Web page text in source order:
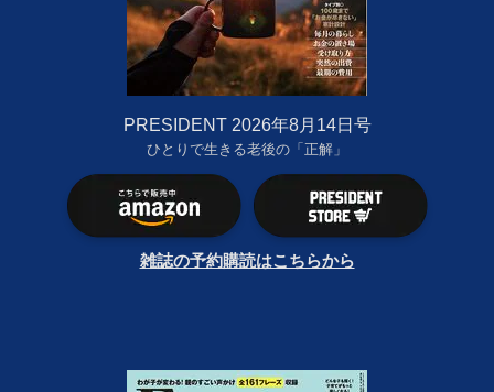
PRESIDENT 2026年8月14日号
ひとりで生きる老後の「正解」
雑誌の予約購読はこちらから